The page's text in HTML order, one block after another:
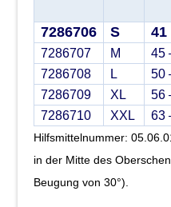
7286706 S 41
7286707 M 45
7286708
L 50
7286709
XL 56
7286710
XXL 63
Hilfsmittelnummer:
in der Mitte des
Beugung von 30°).